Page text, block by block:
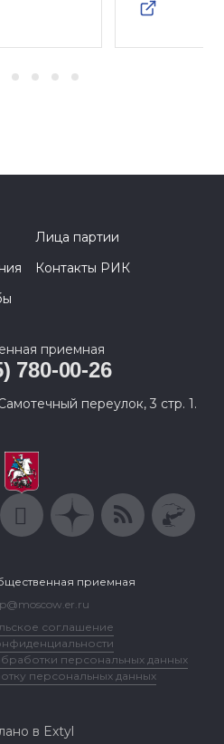
Лица партии
Контакты РИК
приемная
780-00-26
переулок, 3 стр. 1.
приемная
соглашение
персональных данных
персональных данных
в Extyl